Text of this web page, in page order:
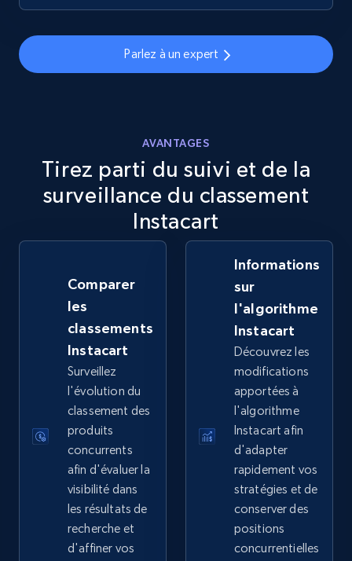
2.5K+ 359+ Commencer
eBay - Collect products from shops on eBay
URL, Product id, Title, Seller name, Seller rating,
Seller reviews, Breadcrumbs, Root category, and
more.
2.5K+ Commencer
eBay - Collect records by category
URL, Product id, Title, Seller name, Seller rating,
Seller reviews, Breadcrumbs, Root category, and
more.
2.5K+ 359+ Commencer
Parlez à un expert
AVANTAGES
Tirez parti du suivi et de la
surveillance du classement
Instacart
Comparer
les
classements
Instacart
Surveillez
l'évolution du
classement des
produits
concurrents
afin d'évaluer la
visibilité dans
les résultats de
recherche et
d'affiner vos
Informations
sur
l'algorithme
Instacart
Découvrez les
modifications
apportées à
l'algorithme
Instacart afin
d'adapter
rapidement vos
stratégies et de
conserver des
positions
concurrentielles